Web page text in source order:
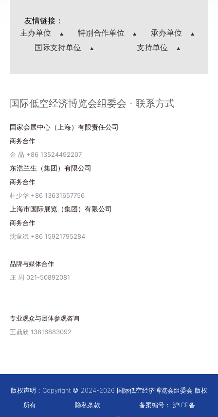
友情链接：
主办单位
特别合作单位
承办单位
国际支持单位
支持单位
国际低空经济博览会组委会 · 联系方式
国家会展中心（上海）有限责任公司
商务合作
金 晶 +86 13524492207
东浩兰生（集团）有限公司
商务合作
杜少华 +86 13631657756
上海市国际展览（集团）有限公司
商务合作
沈童斌 +86 15921795284
品牌与媒体合作
庄 周 021-50892081
专业观众与团体参观咨询
王鼎欣 13816883092
版权声明：Copyright
2024-2026 国际低空经济博览会组委会 版权
所有
隐私条款 备案编号： 沪ICP备